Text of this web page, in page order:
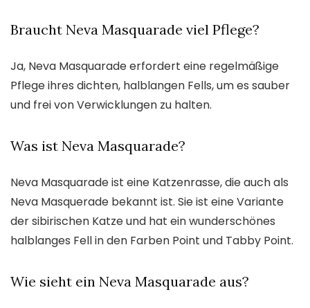
Braucht Neva Masquarade viel Pflege?
Ja, Neva Masquarade erfordert eine regelmäßige
Pflege ihres dichten, halblangen Fells, um es sauber
und frei von Verwicklungen zu halten.
Was ist Neva Masquarade?
Neva Masquarade ist eine Katzenrasse, die auch als
Neva Masquerade bekannt ist. Sie ist eine Variante
der sibirischen Katze und hat ein wunderschönes
halblanges Fell in den Farben Point und Tabby Point.
Wie sieht ein Neva Masquarade aus?